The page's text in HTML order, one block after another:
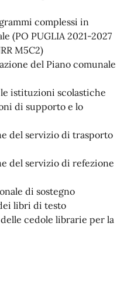
complessi in
(PO PUGLIA 2021-2027
M5C2)
del Piano comunale
istituzioni scolastiche
di supporto e lo
del servizio di trasporto
del servizio di refezione
di sostegno
libri di testo
cedole librarie per la